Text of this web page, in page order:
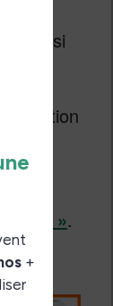
mois si
et
».